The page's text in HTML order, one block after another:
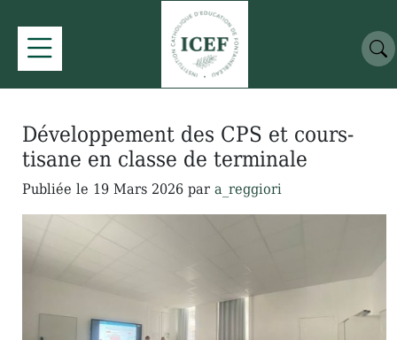
Développement des CPS et cours-
tisane en classe de terminale
Publiée le 19 Mars 2026 par a_reggiori